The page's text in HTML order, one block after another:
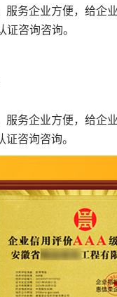
务企业方便，给企
证咨询咨询。
务企业方便，给企
证咨询咨询。